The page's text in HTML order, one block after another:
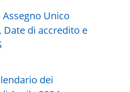
Unico
Date di accredito e